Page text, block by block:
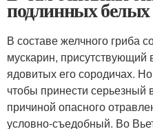
подлинных белых
В составе желчного гриба
мускарин, присутствующий
ядовитых его сородичах.
чтобы принести серьезный
причиной опасного
условно-съедобный. Во